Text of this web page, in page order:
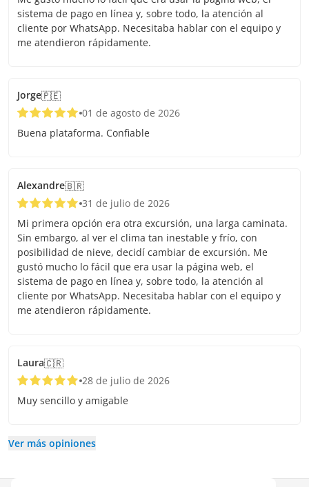
sistema de pago en línea y, sobre todo, la atención al
cliente por WhatsApp. Necesitaba hablar con el equipo y
me atendieron rápidamente.
Jorge🇵🇪
01 de agosto de 2026
Buena plataforma. Confiable
Alexandre🇧🇷
31 de julio de 2026
Mi primera opción era otra excursión, una larga caminata.
Sin embargo, al ver el clima tan inestable y frío, con
posibilidad de nieve, decidí cambiar de excursión. Me
gustó mucho lo fácil que era usar la página web, el
sistema de pago en línea y, sobre todo, la atención al
cliente por WhatsApp. Necesitaba hablar con el equipo y
me atendieron rápidamente.
Laura🇨🇷
28 de julio de 2026
Muy sencillo y amigable
Ver más opiniones